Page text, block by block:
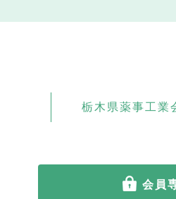
栃木県薬事工業
会員